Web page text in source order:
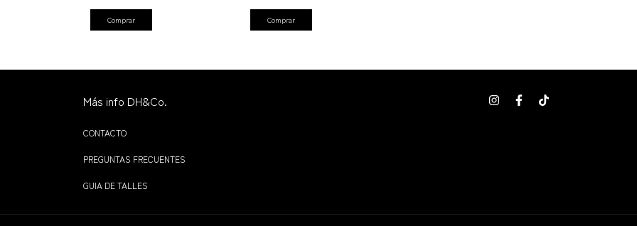
Comprar Comprar
Más info DH&Co.
CONTACTO
PREGUNTAS FRECUENTES
GUIA DE TALLES